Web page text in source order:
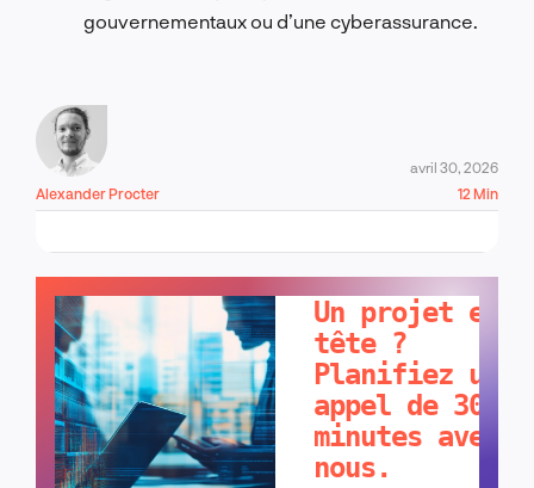
gouvernementaux ou d’une cyberassurance.
Alexander Procter
avril 30, 2026
12 Min
Un projet en
tête ?
Planifiez un
appel de 30
minutes avec
nous.